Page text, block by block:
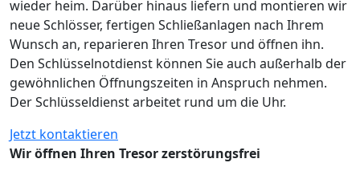
wieder heim. Darüber hinaus liefern und montieren wir
neue Schlösser, fertigen Schließanlagen nach Ihrem
Wunsch an, reparieren Ihren Tresor und öffnen ihn.
Den Schlüsselnotdienst können Sie auch außerhalb der
gewöhnlichen Öffnungszeiten in Anspruch nehmen.
Der Schlüsseldienst arbeitet rund um die Uhr.
Jetzt kontaktieren
Wir öffnen Ihren Tresor zerstörungsfrei